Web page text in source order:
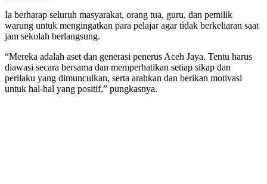
Ia berharap seluruh masyarakat, orang tua, guru, dan pemilik
warung untuk mengingatkan para pelajar agar tidak berkeliaran saat
jam sekolah berlangsung.
“Mereka adalah aset dan generasi penerus Aceh Jaya. Tentu harus
diawasi secara bersama dan memperhatikan setiap sikap dan
perilaku yang dimunculkan, serta arahkan dan berikan motivasi
untuk hal-hal yang positif,” pungkasnya.